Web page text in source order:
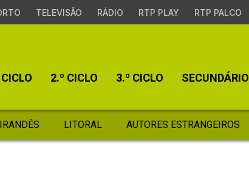
TELEVISÃO RÁDIO RTP PLAY RTP PALCO
2.º CICLO 3.º CICLO SECUNDÁRIO
LITORAL AUTORES ESTRANGEIROS